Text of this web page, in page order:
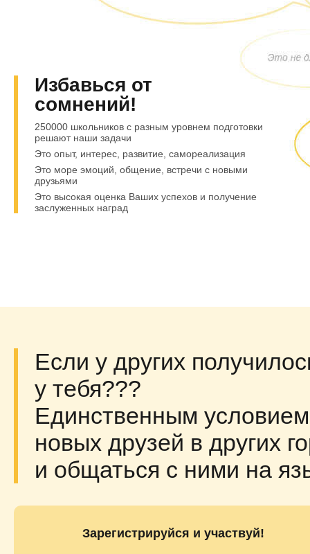
Избавься от
сомнений!
250000 школьников с разным уровнем подготовки
решают наши задачи
Это опыт, интерес, развитие, самореализация
Это море эмоций, общение, встречи с новыми
друзьями
Это высокая оценка Ваших успехов и получение
заслуженных наград
Если у других
у тебя???
Единственным
новых друзей в других
и общаться с ними на
Зарегистрируйся и участвуй!